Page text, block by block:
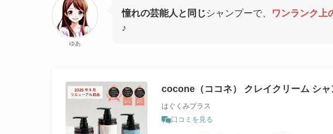
ゆあ
憧れの芸能人と同じシャンプーで、 ワンランク上
♪
cocone（ココネ） クレイクリーム シ
はぐくみプラス
口コミを見る